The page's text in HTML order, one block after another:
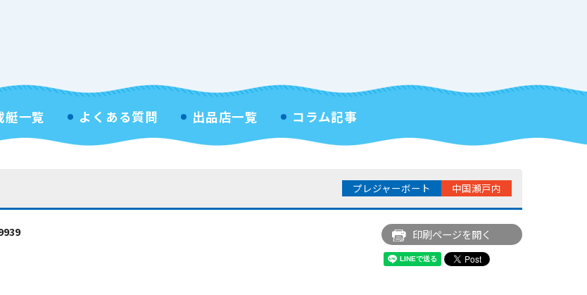
艇一覧 よくある質問 出品店一覧 コラム記事
プレジャーボート 中国瀬戸内
印刷ページを開く